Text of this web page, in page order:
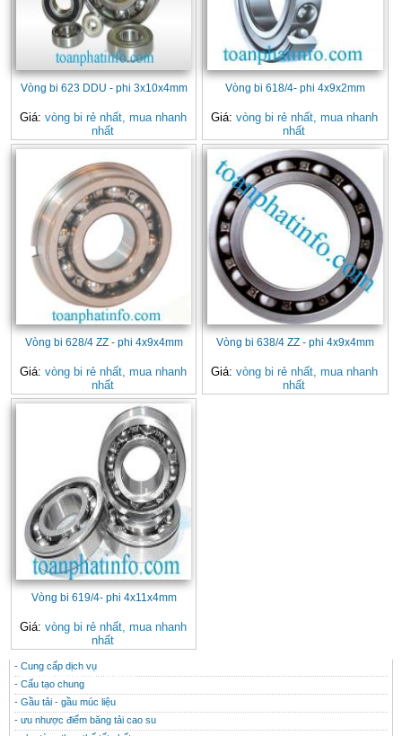
Vòng bi 623 DDU - phi 3x10x4mm
Giá: vòng bi rẻ nhất, mua nhanh
nhất
Vòng bi 618/4- phi 4x9x2mm
Giá: vòng bi rẻ nhất, mua nhanh
nhất
Vòng bi 628/4 ZZ - phi 4x9x4mm
Giá: vòng bi rẻ nhất, mua nhanh
nhất
Vòng bi 638/4 ZZ - phi 4x9x4mm
Giá: vòng bi rẻ nhất, mua nhanh
nhất
Vòng bi 619/4- phi 4x11x4mm
Giá: vòng bi rẻ nhất, mua nhanh
nhất
CONTACT
THÔNG TIN HỮU ÍCH
- Cung cấp dịch vụ
- Cấu tạo chung
- Gầu tải - gầu múc liệu
- ưu nhược điểm băng tải cao su